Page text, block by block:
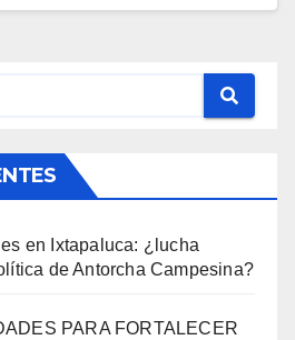
en Ixtapaluca: ¿lucha
de Antorcha Campesina?
PARA FORTALECER